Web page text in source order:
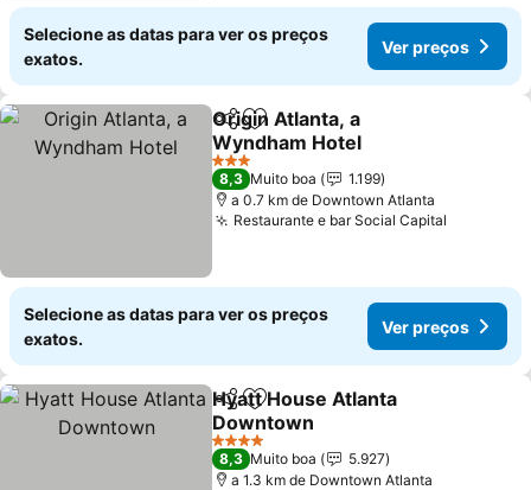
Selecione as datas para ver os preços
exatos.
Ver preços
PartilharAdicionar aos favoritos
Origin Atlanta, a
Wyndham Hotel
Ver preços
3 Estrelas
8,3 Muito boa
1.199
a 0.7 km de Downtown Atlanta
Restaurante e bar Social Capital
Selecione as datas para ver os preços
exatos.
Ver preços
PartilharAdicionar aos favoritos
Hyatt House Atlanta
Downtown
Ver preços
4 Estrelas
8,3 Muito boa
5.927
a 1.3 km de Downtown Atlanta